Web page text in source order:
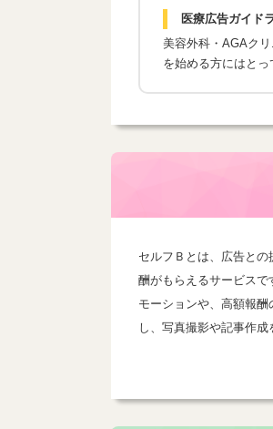
医療広告ガイド
美容外科・AGAク
を始める方にはとっ
セルフＢとは、広告と
酬がもらえるサービスで
モーションや、高額報
し、写真撮影や記事作成